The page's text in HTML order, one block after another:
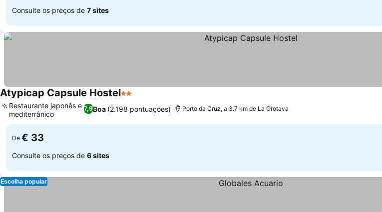
Consulte os preços de 7 sites
Atypicap Capsule Hostel2 Estrelas
7,9Boa (2.198 pontuações)
Restaurante japonês e
mediterrânico
Porto da Cruz, a 3.7 km de La Orotava
De € 33
Consulte os preços de 6 sites
Escolha popular